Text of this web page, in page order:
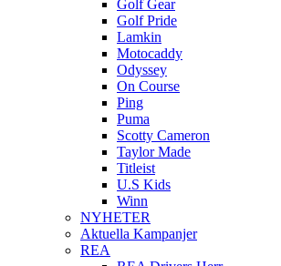
Golf Gear
Golf Pride
Lamkin
Motocaddy
Odyssey
On Course
Ping
Puma
Scotty Cameron
Taylor Made
Titleist
U.S Kids
Winn
NYHETER
Aktuella Kampanjer
REA